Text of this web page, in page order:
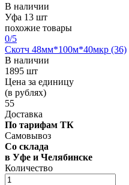
В наличии
Уфа 13 шт
похожие товары
0/5
Скотч 48мм*100м*40мкр (36)
В наличии
1895 шт
Цена за единицу
(в рублях)
55
Доставка
По тарифам ТК
Самовывоз
Со склада
в Уфе и Челябинске
Количество